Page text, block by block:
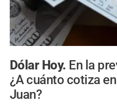
Dólar Hoy. En la
¿A cuánto cotiza
Juan?